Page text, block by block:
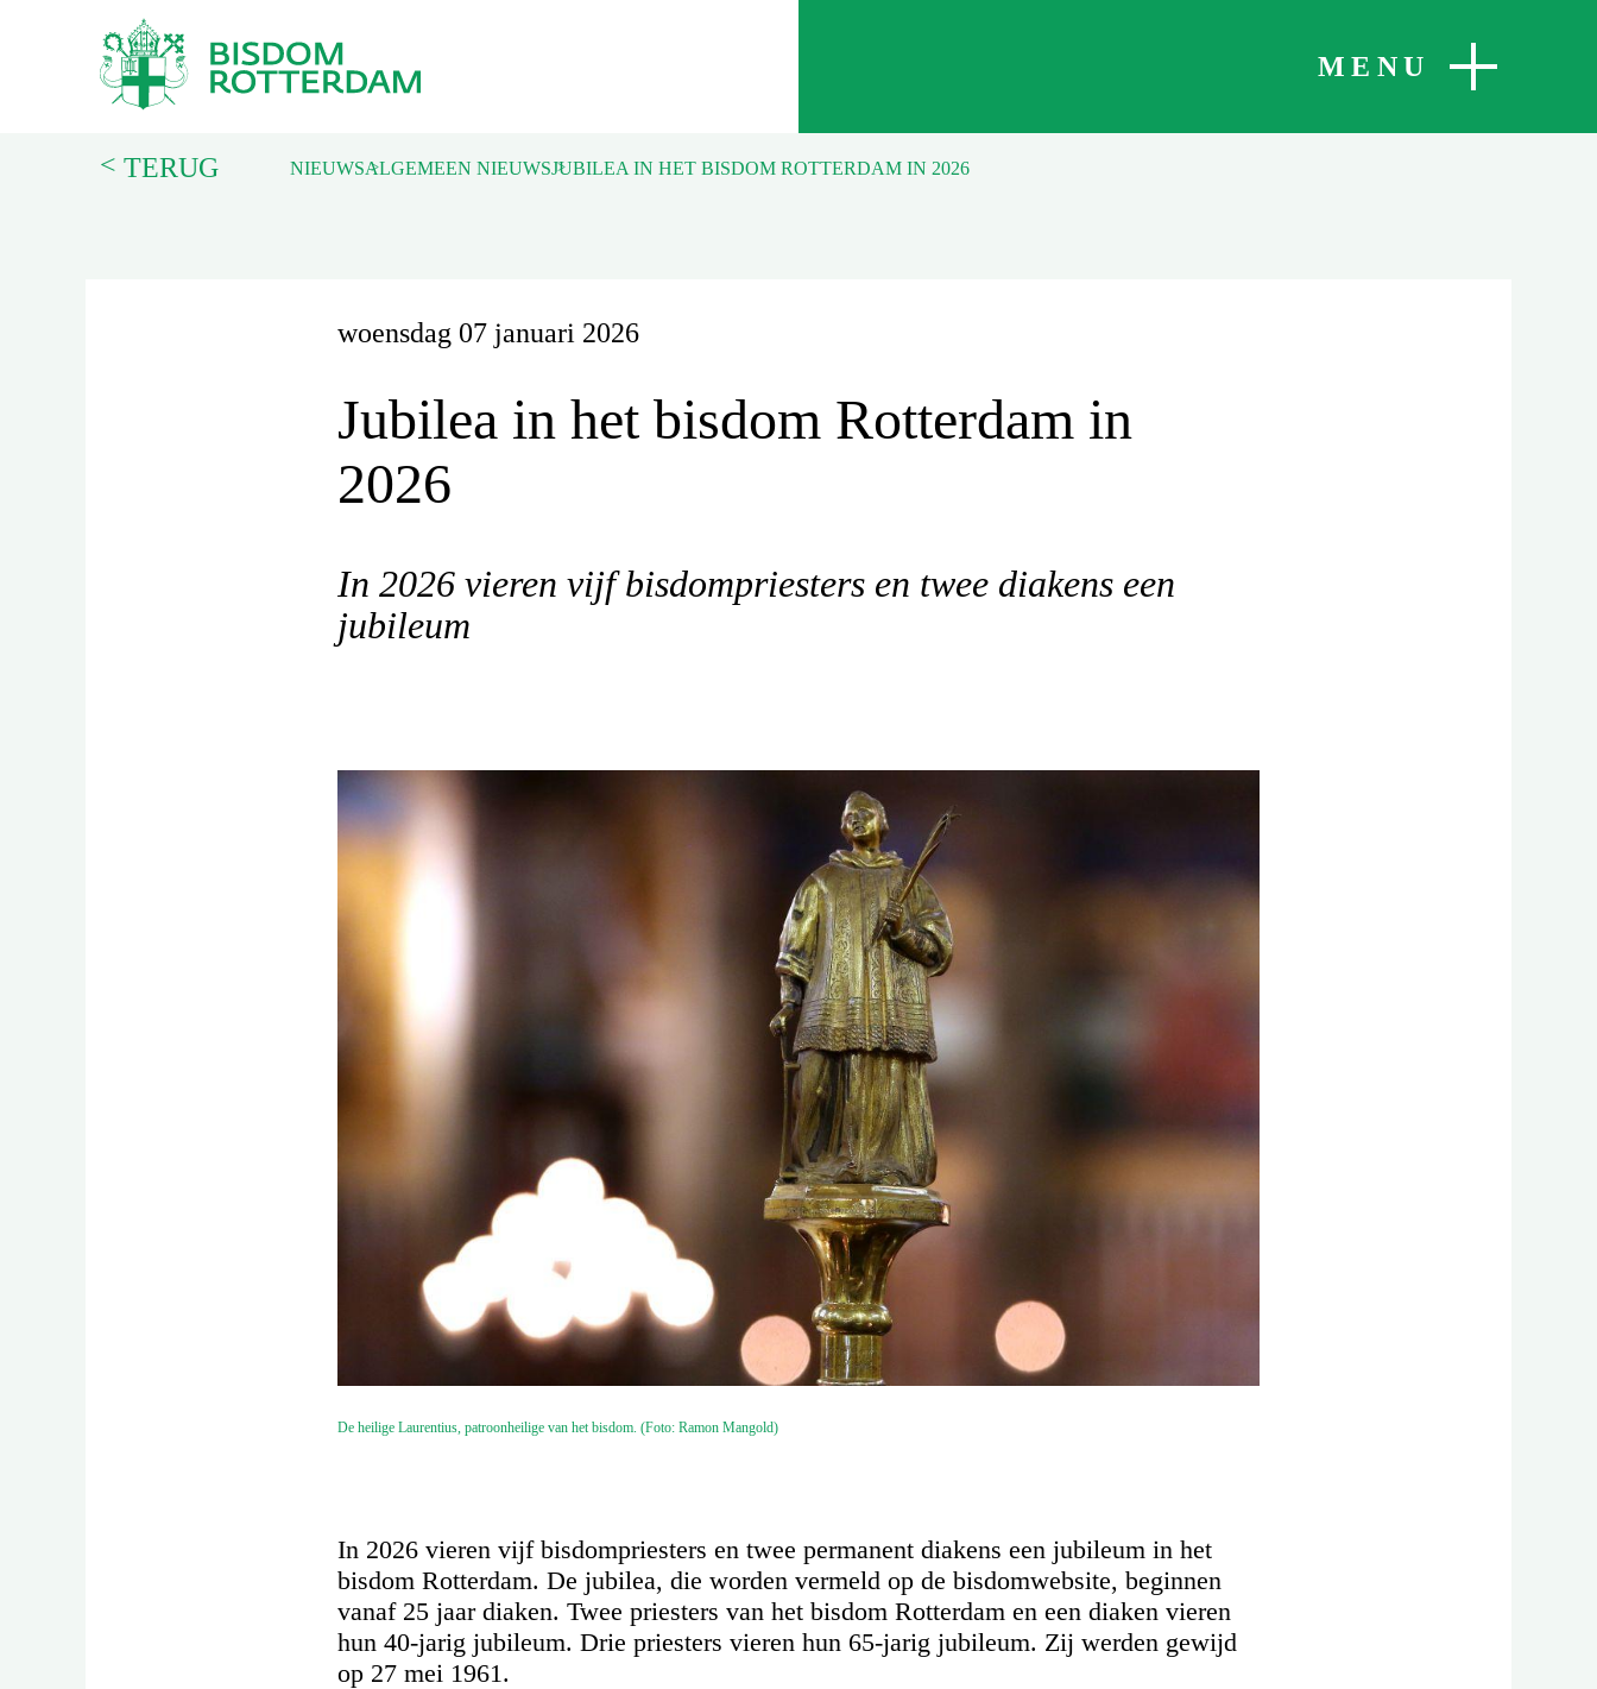
MENU
SLUITEN
< TERUG NIEUWSALGEMEEN NIEUWSJUBILEA IN HET BISDOM ROTTERDAM IN 2026
woensdag 07 januari 2026
Jubilea in het bisdom Rotterdam in
2026
In 2026 vieren vijf bisdompriesters en twee diakens een
jubileum
De heilige Laurentius, patroonheilige van het bisdom. (Foto: Ramon Mangold)
In 2026 vieren vijf bisdompriesters en twee permanent diakens een jubileum in het
bisdom Rotterdam. De jubilea, die worden vermeld op de bisdomwebsite, beginnen
vanaf 25 jaar diaken. Twee priesters van het bisdom Rotterdam en een diaken vieren
hun 40-jarig jubileum. Drie priesters vieren hun 65-jarig jubileum. Zij werden gewijd
op 27 mei 1961.